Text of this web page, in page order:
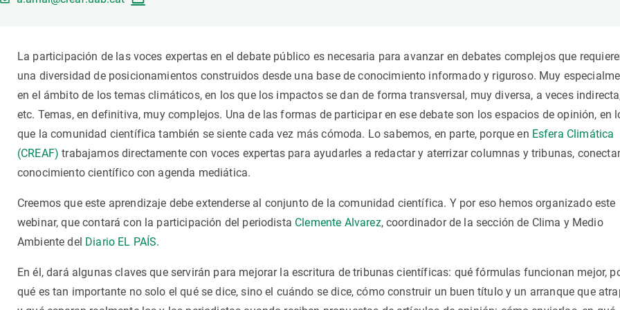
La participación de las voces expertas en el debate público es necesaria para avanzar en debates complejos que
una diversidad de posicionamientos construidos desde una base de conocimiento informado y riguroso. Muy
en el ámbito de los temas climáticos, en los que los impactos se dan de forma transversal, muy diversa, a veces
etc. Temas, en definitiva, muy complejos. Una de las formas de participar en ese debate son los espacios de opinión, en
que la comunidad científica también se siente cada vez más cómoda. Lo sabemos, en parte, porque en Esfera Climática
(CREAF) trabajamos directamente con voces expertas para ayudarles a redactar y aterrizar columnas y tribunas,
conocimiento científico con agenda mediática.
Creemos que este aprendizaje debe extenderse al conjunto de la comunidad científica. Y por eso hemos organizado este
webinar, que contará con la participación del periodista Clemente Alvarez, coordinador de la sección de Clima y Medio
Ambiente del Diario EL PAÍS.
En él, dará algunas claves que servirán para mejorar la escritura de tribunas científicas: qué fórmulas funcionan mejor,
qué es tan importante no solo el qué se dice, sino el cuándo se dice, cómo construir un buen título y un arranque que
Brand and logos
Open Science & Knowledge Management
Documentation
Master's and PhD
Visitors and
Human Resources
Job board